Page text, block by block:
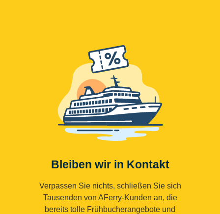
Bleiben wir in Kontakt
Verpassen Sie nichts, schließen Sie sich
Tausenden von AFerry-Kunden an, die
bereits tolle Frühbucherangebote und